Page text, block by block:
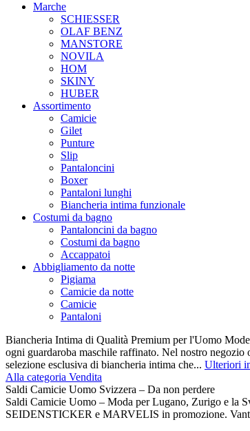
Marche
SCHIESSER
OLAF BENZ
MANSTORE
NOVILA
HOM
SKINY
HUBER
Assortimento
Camicie
Gilet
Punture
Slip
Pantaloncini
Boxer
Pantaloni lunghi
Biancheria intima funzionale
Costumi da bagno
Pantaloncini da bagno
Costumi da bagno
Accappatoi
Abbigliamento da notte
Pigiama
Camicie da notte
Camicie
Pantaloni
Biancheria Intima di Qualità Premium per l'Uomo
ogni guardaroba maschile raffinato. Nel nostro
selezione esclusiva di biancheria intima che... Ulteriori
Alla categoria Vendita
Saldi Camicie Uomo Svizzera – Da non perdere
Saldi Camicie Uomo – Moda per Lugano, Zurigo e la
SEIDENSTICKER e MARVELIS in promozione.